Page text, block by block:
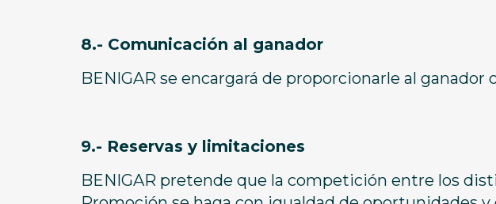
8.- Comunicación al ganador
BENIGAR se encargará de proporcionarle al ganador
9.- Reservas y limitaciones
BENIGAR pretende que la competición entre los